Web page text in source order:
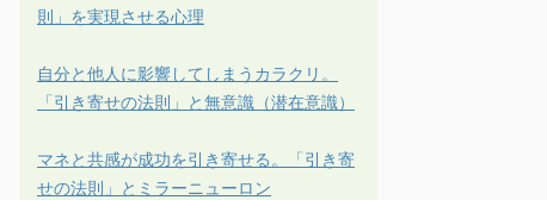
則」を実現させる心理
自分と他人に影響してしまうカラクリ。
「引き寄せの法則」と無意識（潜在意識）
マネと共感が成功を引き寄せる。「引き寄
せの法則」とミラーニューロン